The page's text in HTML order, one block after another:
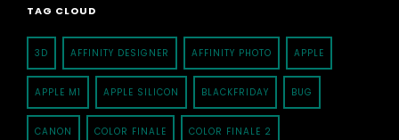
TAG CLOUD
3D AFFINITY DESIGNER AFFINITY PHOTO APPLE
APPLE M1 APPLE SILICON BLACKFRIDAY BUG
CANON COLOR FINALE COLOR FINALE 2